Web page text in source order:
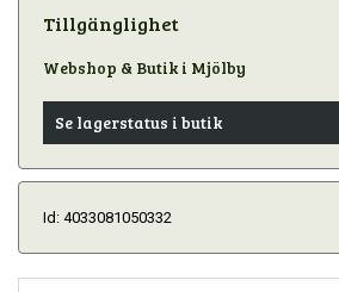
Tillgänglighet
Webshop & Butik i Mjölby
Se lagerstatus i butik
Id: 4033081050332